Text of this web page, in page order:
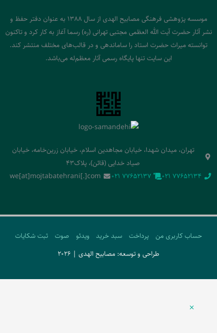
موسسه پژوهشی فرهنگی مصابیح الهدی از سال 1388 به عنوان دفتر حفظ و
نشر آثار حضرت آیت الله العظمی مجتبی تهرانی (ره) رسما آغاز به کار کرد و تاکنون
توانسته میراث حضرت استاد را ساماندهی و در قالب‌های مختلف منتشر کند.
این سایت تنها پایگاه رسمی آثار معظم‌له می‌باشد.
تهران، میدان شهدا، خیابان مجاهدین اسلام، خیابان زرین‌خامه، خیابان
صیاد خدایی (قائن)، پلاک43
‭021 77652134‬
‭021 77652137‬
we[at]mojtabatehrani[.]com
حساب کاربری من پرداخت سبد خرید ویدئو صوت
ثبت شکایات
طراحی و توسعه: مصابیح الهدی | 2026